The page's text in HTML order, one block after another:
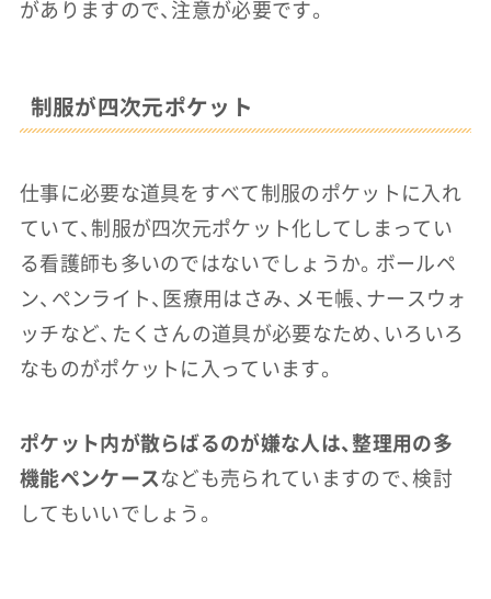
がありますので、注意が必要です。
制服が四次元ポケット
仕事に必要な道具をすべて制服のポケットに入れ
ていて、制服が四次元ポケット化してしまってい
る看護師も多いのではないでしょうか。ボールペ
ン、ペンライト、医療用はさみ、メモ帳、ナースウォ
ッチなど、たくさんの道具が必要なため、いろいろ
なものがポケットに入っています。
ポケット内が散らばるのが嫌な人は、整理用の多
機能ペンケース なども売られていますので、検討
してもいいでしょう。